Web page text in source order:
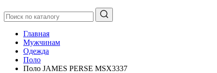
Главная
Мужчинам
Одежда
Поло
Поло JAMES PERSE MSX3337